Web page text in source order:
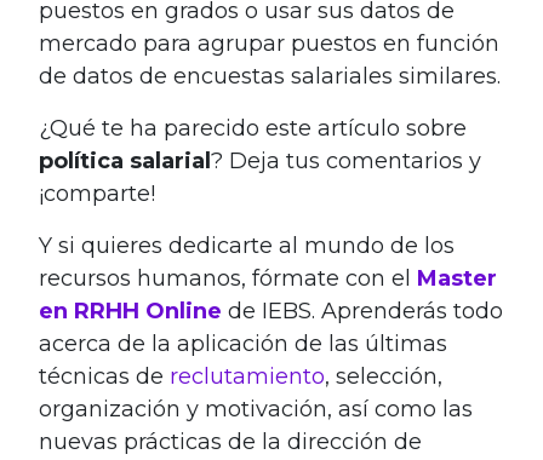
puestos en grados o usar sus datos de
mercado para agrupar puestos en función
de datos de encuestas salariales similares.
¿Qué te ha parecido este artículo sobre
política salarial ? Deja tus comentarios y
¡comparte!
Y si quieres dedicarte al mundo de los
recursos humanos, fórmate con el Master
en RRHH Online de IEBS. Aprenderás todo
acerca de la aplicación de las últimas
técnicas de reclutamiento, selección,
organización y motivación, así como las
nuevas prácticas de la dirección de